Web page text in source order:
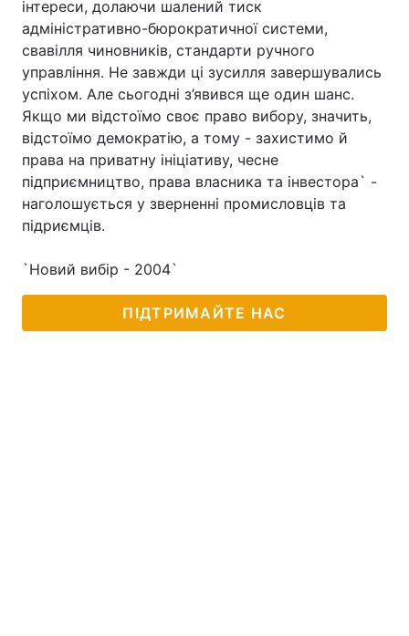
інтереси, долаючи шалений тиск
адміністративно-бюрократичної системи,
свавілля чиновників, стандарти ручного
управління. Не завжди ці зусилля завершувались
успіхом. Але сьогодні з’явився ще один шанс.
Якщо ми відстоїмо своє право вибору, значить,
відстоїмо демократію, а тому - захистимо й
права на приватну ініціативу, чесне
підприємництво, права власника та інвестора` -
наголошується у зверненні промисловців та
підриємців.
`Новий вибір - 2004`
ПІДТРИМАЙТЕ НАС